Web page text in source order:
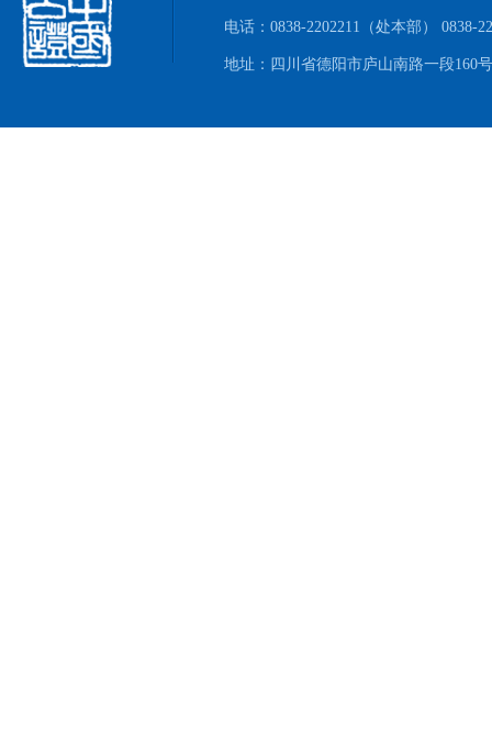
电话：0838-2202211（处本部） 0838-
地址：四川省德阳市庐山南路一段160